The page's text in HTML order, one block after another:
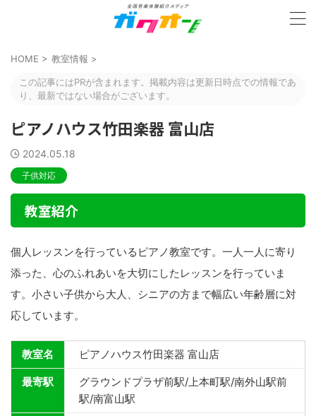
HOME > 教室情報 >
この記事にはPRが含まれます。掲載内容は更新日時点での情報であ
り、最新ではない場合がございます。
ピアノハウス竹田楽器 富山店
2024.05.18
子供対応
教室紹介
個人レッスンを行っているピアノ教室です。一人一人に寄り
添った、心のふれあいを大切にしたレッスンを行っていま
す。小さい子供から大人、シニアの方まで幅広い年齢層に対
応しています。
教室名 ピアノハウス竹田楽器 富山店
最寄駅
グラウンドプラザ前駅/上本町駅/南外山駅前
駅/南富山駅